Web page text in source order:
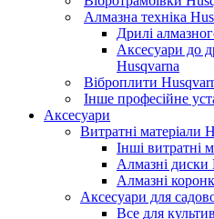
Алмазна техніка
Дрилі
Аксесуари до
Husqvarna
Віброплити
Інше професійне
Аксесуари
Витратні матеріали
Інші витратні
Алмазні диски
Алмазні
Аксесуари для
Все для